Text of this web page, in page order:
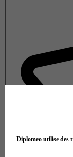
Diplomeo utilise des